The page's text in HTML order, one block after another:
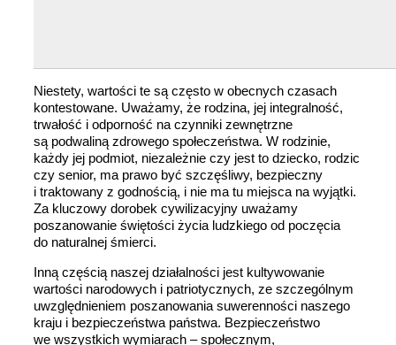
Niestety, wartości te są często w obecnych czasach
kontestowane. Uważamy, że rodzina, jej integralność,
trwałość i odporność na czynniki zewnętrzne
są podwaliną zdrowego społeczeństwa. W rodzinie,
każdy jej podmiot, niezależnie czy jest to dziecko, rodzic
czy senior, ma prawo być szczęśliwy, bezpieczny
i traktowany z godnością, i nie ma tu miejsca na wyjątki.
Za kluczowy dorobek cywilizacyjny uważamy
poszanowanie świętości życia ludzkiego od poczęcia
do naturalnej śmierci.
Inną częścią naszej działalności jest kultywowanie
wartości narodowych i patriotycznych, ze szczególnym
uwzględnieniem poszanowania suwerenności naszego
kraju i bezpieczeństwa państwa. Bezpieczeństwo
we wszystkich wymiarach – społecznym,